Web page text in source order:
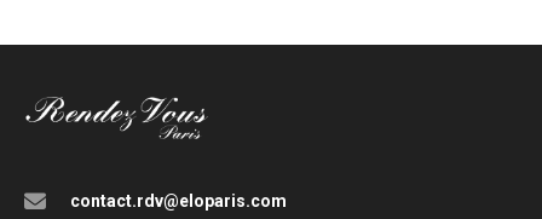
contact.rdv@eloparis.com